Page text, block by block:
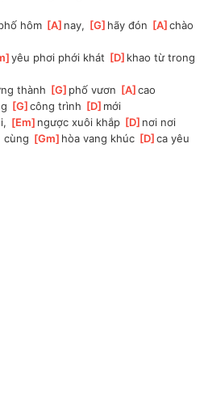
hôm [A ]nay, [G ]hãy đón [A ]
chào
]
yêu phơi phới khát [D ]khao từ trong
thành [G ]phố vươn [A ]
cao
[G ]
công trình [D ]mới
[Em ]ngược xuôi khắp [D ]nơi nơi
cùng [Gm ]hòa vang khúc [D ]
ca yêu